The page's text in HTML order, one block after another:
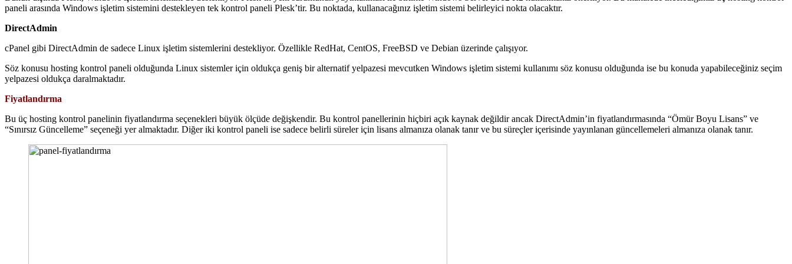
paneli arasında Windows işletim sistemini destekleyen tek kontrol paneli Plesk’tir. Bu noktada, kullanacağınız işletim sistemi belirleyici nokta olacaktır.
DirectAdmin
cPanel gibi DirectAdmin de sadece Linux işletim sistemlerini destekliyor. Özellikle RedHat, CentOS, FreeBSD ve Debian üzerinde çalışıyor.
Söz konusu hosting kontrol paneli olduğunda Linux sistemler için oldukça geniş bir alternatif yelpazesi mevcutken Windows işletim sistemi kullanımı söz konusu olduğunda ise bu konuda yapabileceğiniz seçim
yelpazesi oldukça daralmaktadır.
Fiyatlandırma
Bu üç hosting kontrol panelinin fiyatlandırma seçenekleri büyük ölçüde değişkendir. Bu kontrol panellerinin hiçbiri açık kaynak değildir ancak DirectAdmin’in fiyatlandırmasında “Ömür Boyu Lisans” ve
“Sınırsız Güncelleme” seçeneği yer almaktadır. Diğer iki kontrol paneli ise sadece belirli süreler için lisans almanıza olanak tanır ve bu süreçler içerisinde yayınlanan güncellemeleri almanıza olanak tanır.